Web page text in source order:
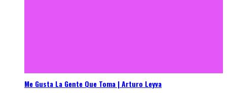
Me Gusta La Gente Que Toma | Arturo Leyva